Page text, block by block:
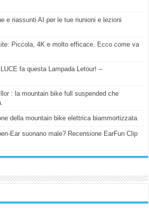
e riassunti AI per le tue riunioni e lezioni
Piccola, 4K e molto efficace. Ecco come va
fa questa Lampada Letour! –
: la mountain bike full suspended che
della mountain bike elettrica biammortizzata.
Ear suonano male? Recensione EarFun Clip